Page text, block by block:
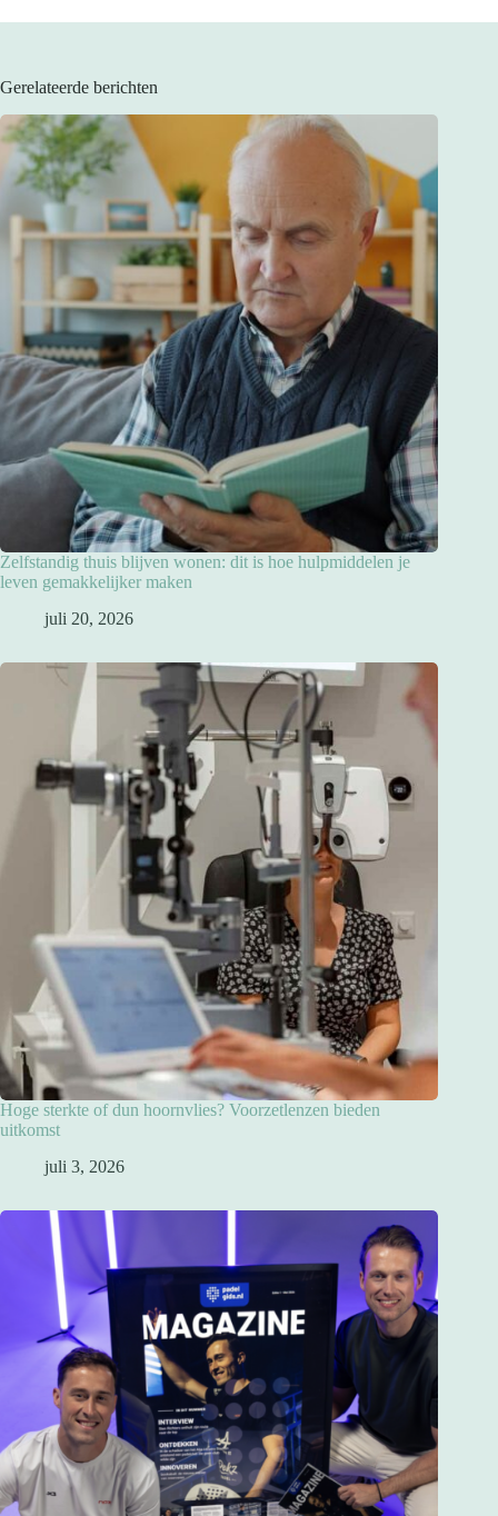
Gerelateerde berichten
Zelfstandig thuis blijven wonen: dit is hoe hulpmiddelen je
leven gemakkelijker maken
juli 20, 2026
Hoge sterkte of dun hoornvlies? Voorzetlenzen bieden
uitkomst
juli 3, 2026